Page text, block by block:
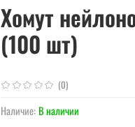
(0)
Наличие:В наличии
Хомут
(100 шт)